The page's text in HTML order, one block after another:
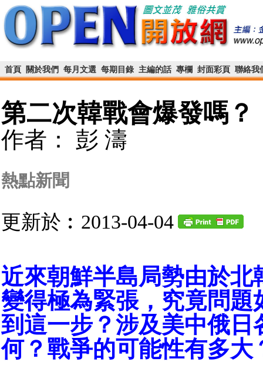
首頁 關於我們 每月文選 每期目錄 主編的話 專欄 封面彩頁 聯絡我
第二次韓戰會爆發嗎？
作者： 彭 濤
熱點新聞
更新於︰2013-04-04
近來朝鮮半島局勢由於北
變得極為緊張，究竟問題
到這一步？涉及美中俄日
何？戰爭的可能性有多大